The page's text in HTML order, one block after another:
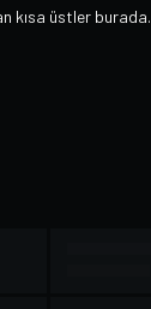
kısa üstler burada.